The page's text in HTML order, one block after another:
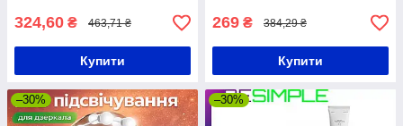
324,60 ₴ 463,71 ₴
Купити
269 ₴ 384,29 ₴
Купити
–30% –30%